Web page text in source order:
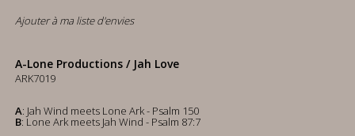
Ajouter à ma liste d'envies
A-Lone Productions / Jah Love
ARK7019
A: Jah Wind meets Lone Ark - Psalm 150
B: Lone Ark meets Jah Wind - Psalm 87:7